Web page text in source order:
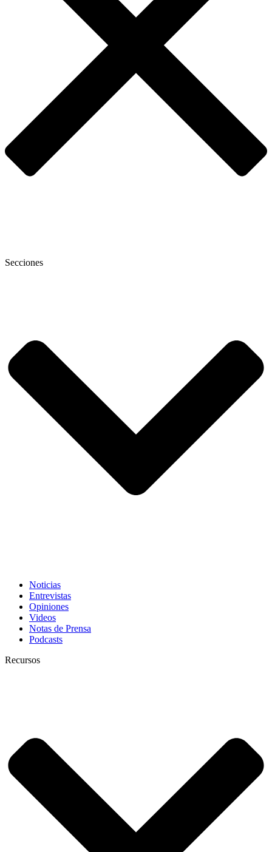
Secciones
Noticias
Entrevistas
Opiniones
Videos
Notas de Prensa
Podcasts
Recursos